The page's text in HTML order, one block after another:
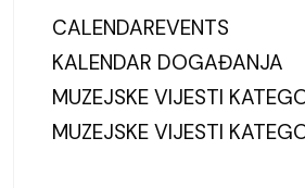
CALENDAREVENTS
KALENDAR DOGAĐANJA
MUZEJSKE VIJESTI
MUZEJSKE VIJESTI